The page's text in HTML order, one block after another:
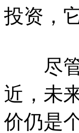
投资，
尽管
近，未
价仍是